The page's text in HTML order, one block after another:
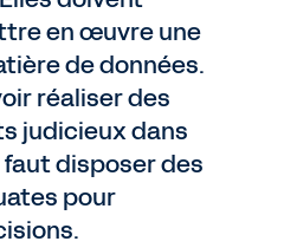
en œuvre une
de données.
réaliser des
judicieux dans
disposer des
pour